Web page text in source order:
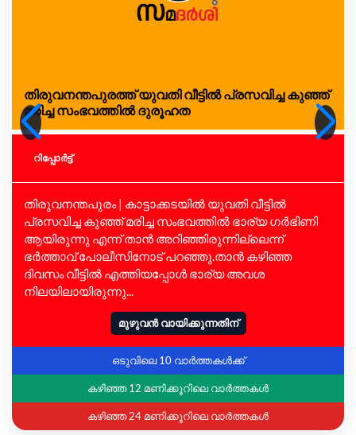
തിരുവനന്തപുരത്ത് യുവതി വീട്ടില്‍ പ്രസവിച്ച കുഞ്ഞ്
മരിച്ച സംഭവത്തില്‍ ദുരൂഹത
റിപ്പോര്‍ട്ട്
തിരുവനന്തപുരം | കാട്ടാക്കടയില്‍ യുവതി വീട്ടില്‍
പ്രസവിച്ച കുഞ്ഞ് മരിച്ച സംഭവത്തില്‍ ഭാര്യ ഗര്‍ഭിണി
ആയിരുന്നു എന്ന് താൻ അറിഞ്ഞിരുന്നില്ലെന്ന്
ഭര്‍ത്താവ് പോലീസിനോട് പറഞ്ഞു.താന്‍ കഴിഞ്ഞ
ദിവസം വീട്ടില്‍ എത്തിയപ്പോള്‍ ഭാര്യ അവശ
നിലയിലായിരുന്നു...
മുഴുവൻ വായിക്കുന്നതിന്
ഒടുവിലെ 10 വാർത്തകൾക്ക്
കഴിഞ്ഞ 12 മണിക്കൂറിലെ വാർത്തകൾ
കഴിഞ്ഞ 24 മണിക്കൂറിലെ വാർത്തകൾ